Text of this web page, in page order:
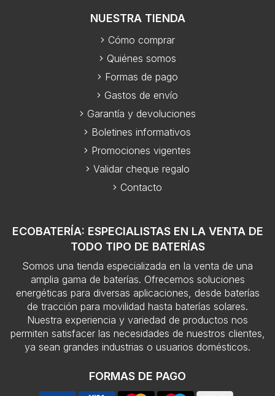
ECOBATERÍA: ESPECIALISTAS EN LA VENTA DE
TODO TIPO DE BATERÍAS
Somos una tienda especializada en la venta de una
amplia gama de baterías. Ofrecemos soluciones
energéticas para diversas aplicaciones, desde baterías
de tracción para movilidad hasta baterías solares.
Nuestra experiencia y variedad de productos nos
permiten satisfacer las necesidades de nuestros clientes,
ya sean grandes industrias o usuarios domésticos.
FORMAS DE PAGO
NUESTRA TIENDA
Cómo comprar
Quiénes somos
Formas de pago
Gastos de envío
Garantía y devoluciones
Boletines informativos
Promociones vigentes
Validar cheque regalo
Contacto